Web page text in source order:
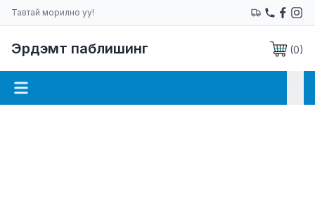
Тавтай морилно уу!
Эрдэмт паблишинг (0)